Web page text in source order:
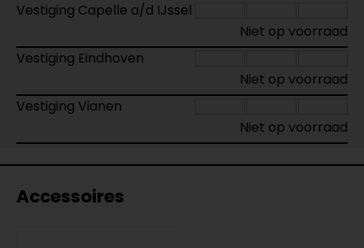
Vestiging Capelle a/d IJssel
Niet op voorraad
Vestiging Eindhoven
Niet op voorraad
Vestiging Vianen
Niet op voorraad
Accessoires